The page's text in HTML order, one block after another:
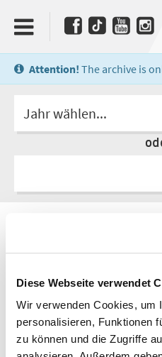
Diese Webseite verwendet
Wir verwenden Cookies, um
personalisieren, Funktionen
zu können und die Zugriffe
Attention! The archive is
Jahr wählen...